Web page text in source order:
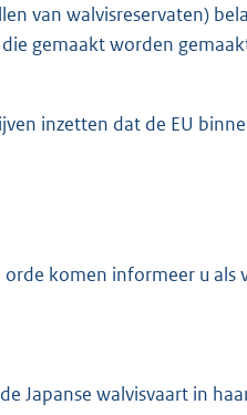
van walvisreservaten)
gemaakt worden
inzetten dat de EU
komen informeer u als
Japanse walvisvaart in